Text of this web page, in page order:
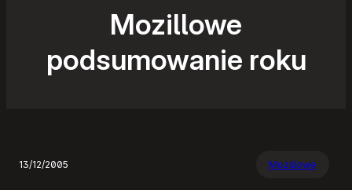
Mozillowe
podsumowanie roku
13/12/2005 Mozillowe